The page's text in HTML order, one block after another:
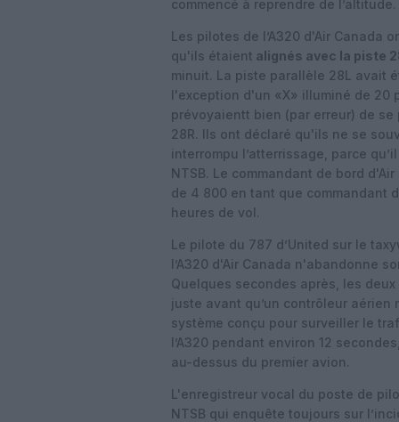
commencé à reprendre de l’altitude.
Les pilotes de l’A320 d'Air Canada
qu'ils étaient alignés avec la piste
minuit. La piste parallèle 28L avait
l'exception d'un «X» illuminé de 20
prévoyaientt bien (par erreur) de
28R. Ils ont déclaré qu'ils ne se
interrompu l’atterrissage, parce
NTSB. Le commandant de bord
de 4 800 en tant que commandant
heures de vol.
Le pilote du 787 d’United sur le
l’A320 d'Air Canada n'abandonne
Quelques secondes après, les
juste avant qu’un contrôleur aérien
système conçu pour surveiller le
l’A320 pendant environ 12
au-dessus du premier avion.
L'enregistreur vocal du poste de
NTSB qui enquête toujours sur